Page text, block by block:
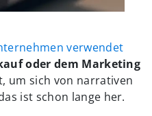
verwendet
oder dem Marketing
um sich von narrativen
ist schon lange her.